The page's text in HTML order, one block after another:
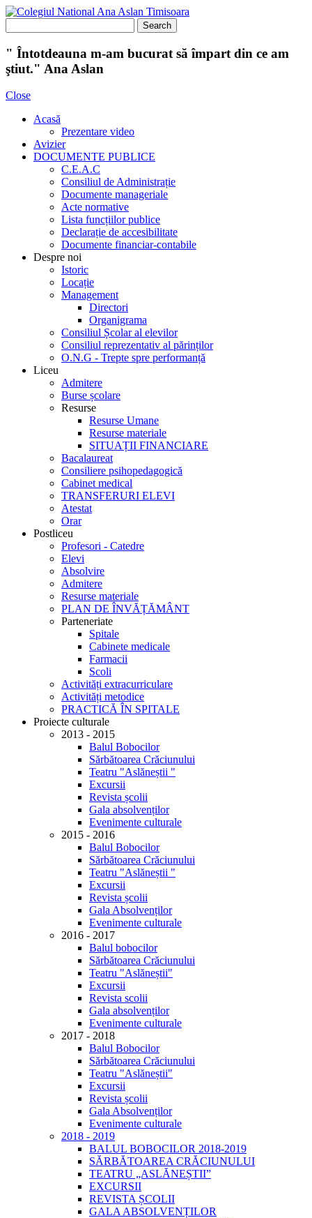
" Întotdeauna m-am bucurat să împart din ce am
ştiut." Ana Aslan
Close
Acasă
Prezentare video
Avizier
DOCUMENTE PUBLICE
C.E.A.C
Consiliul de Administrație
Documente manageriale
Acte normative
Lista funcțiilor publice
Declarație de accesibilitate
Documente financiar-contabile
Despre noi
Istoric
Locație
Management
Directori
Organigrama
Consiliul Școlar al elevilor
Consiliul reprezentativ al părinților
O.N.G - Trepte spre performanță
Liceu
Admitere
Burse școlare
Resurse
Resurse Umane
Resurse materiale
SITUAȚII FINANCIARE
Bacalaureat
Consiliere psihopedagogică
Cabinet medical
TRANSFERURI ELEVI
Atestat
Orar
Postliceu
Profesori - Catedre
Elevi
Absolvire
Admitere
Resurse materiale
PLAN DE ÎNVĂȚĂMÂNT
Parteneriate
Spitale
Cabinete medicale
Farmacii
Scoli
Activități extracurriculare
Activități metodice
PRACTICĂ ÎN SPITALE
Proiecte culturale
2013 - 2015
Balul Bobocilor
Sărbătoarea Crăciunului
Teatru "Aslăneștii "
Excursii
Revista școlii
Gala absolvenților
Evenimente culturale
2015 - 2016
Balul Bobocilor
Sărbătoarea Crăciunului
Teatru "Aslăneștii "
Excursii
Revista școlii
Gala Absolvenților
Evenimente culturale
2016 - 2017
Balul bobocilor
Sărbătoarea Crăciunului
Teatru "Aslăneștii"
Excursii
Revista scolii
Gala absolvenților
Evenimente culturale
2017 - 2018
Balul Bobocilor
Sărbătoarea Crăciunului
Teatru "Aslăneștii"
Excursii
Revista școlii
Gala Absolvenților
Evenimente culturale
2018 - 2019
BALUL BOBOCILOR 2018-2019
SĂRBĂTOAREA CRĂCIUNULUI
TEATRU „ASLĂNEȘTII”
EXCURSII
REVISTA ȘCOLII
GALA ABSOLVENȚILOR